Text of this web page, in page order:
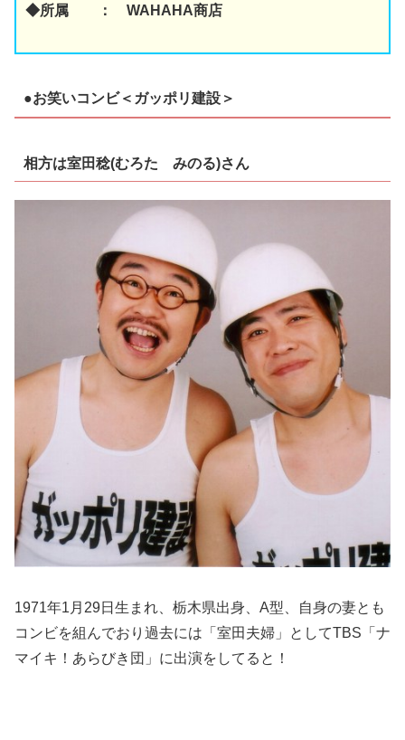
◆所属 ： WAHAHA商店
●お笑いコンビ＜ガッポリ建設＞
相方は室田稔(むろた みのる)さん
1971年1月29日生まれ、栃木県出身、A型、自身の妻とも
コンビを組んでおり過去には「室田夫婦」としてTBS「ナ
マイキ！あらびき団」に出演をしてると！